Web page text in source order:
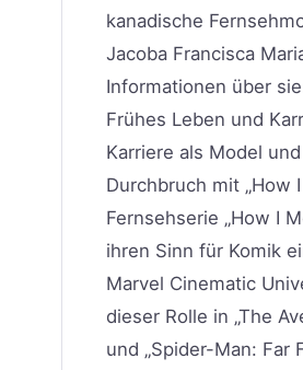
kanadische
Jacoba Francisca
Informationen über
Frühes Leben und
Karriere als Model
Durchbruch mit „How
Fernsehserie „How I
ihren Sinn für Komik
Marvel Cinematic
dieser Rolle in „The
und „Spider-Man: Far